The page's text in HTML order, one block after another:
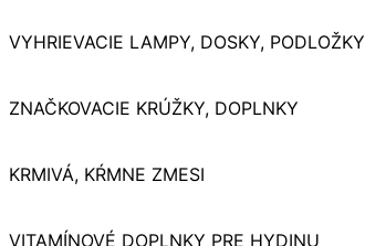
VYHRIEVACIE LAMPY, DOSKY, PODLOŽKY
ZNAČKOVACIE KRÚŽKY, DOPLNKY
KRMIVÁ, KŔMNE ZMESI
VITAMÍNOVÉ DOPLNKY PRE HYDINU